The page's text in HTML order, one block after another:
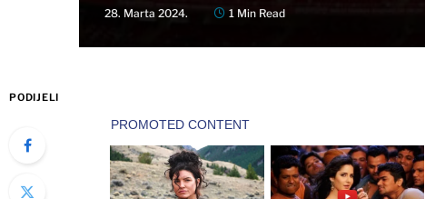
28. Marta 2024. 1 Min Read
PODIJELI